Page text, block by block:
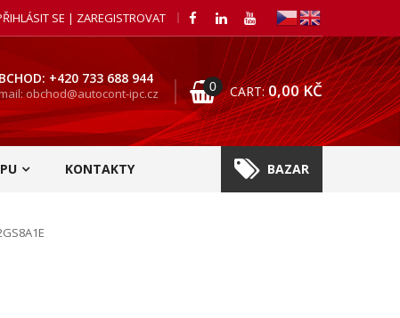
SE | ZAREGISTROVAT
+420 733 688 944
obchod@autocont-ipc.cz 0 CART: 0,00KČ
KONTAKTY BAZAR